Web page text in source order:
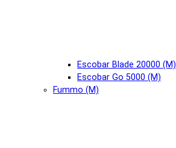
Escobar Blade 20000 (М)
Escobar Go 5000 (М)
Fummo (М)